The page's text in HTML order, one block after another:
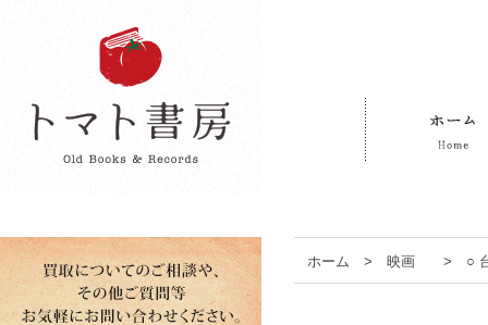
ホーム > 映画 > ○